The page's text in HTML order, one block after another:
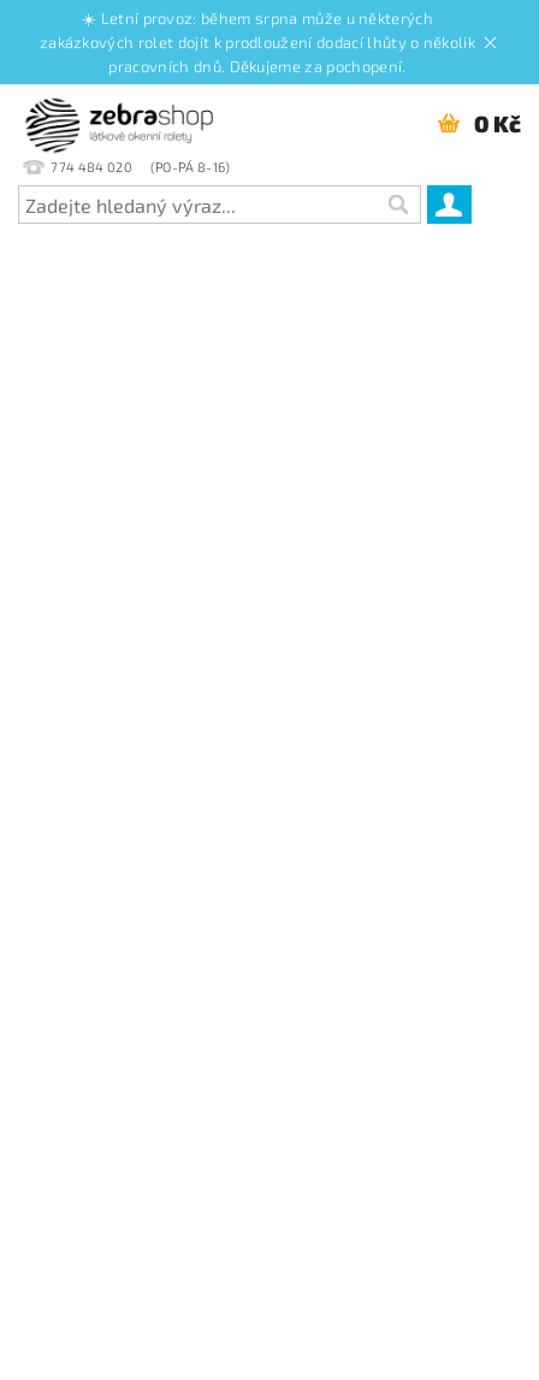
☀️ Letní provoz: během srpna může u některých
zakázkových rolet dojít k prodloužení dodací lhůty o několik
pracovních dnů. Děkujeme za pochopení.
774 484 020
0 Kč